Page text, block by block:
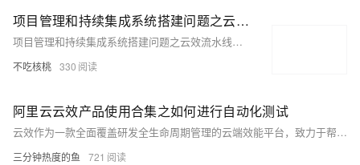
项目管理和持续集成系统搭建问题之云效流水线支持阿里云产品的企业用户如何解决
项目管理和持续集成系统搭建问题之云效流水线支持阿里云产品的企业用户如何解决
不吃核桃 330
阿里云云效产品使用合集之如何进行自动化测试
云效作为一款全面覆盖研发全生命周期管理的云端效能平台，致力于帮助企业实现高效协同、敏捷研发和持续交付。本合集收集整理了用户在使用云效过程中遇到的常见问题，问题涉及项目创建与管理、需求规划与迭代、代码托管与版本控制、自动化测试、持续集成与发布等方面。
三分钟热度的鱼 721